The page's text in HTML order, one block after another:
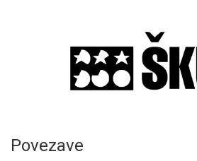
Povezave